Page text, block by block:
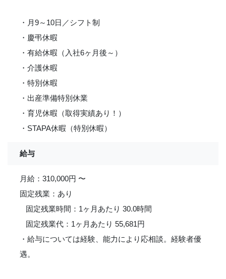
・月9～10日／シフト制
・慶弔休暇
・有給休暇（入社6ヶ月後～）
・介護休暇
・特別休暇
・出産準備特別休業
・育児休暇（取得実績あり！）
・STAPA休暇（特別休暇）
給与
月給：310,000円 〜
固定残業：あり
固定残業時間：1ヶ月あたり 30.0時間
固定残業代：1ヶ月あたり 55,681円
・給与については経験、能力により応相談。経験者優
遇。